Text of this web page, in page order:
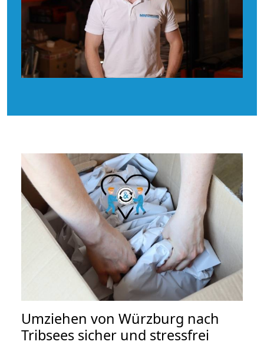
Umziehen von Würzburg nach
Tribsees sicher und stressfrei